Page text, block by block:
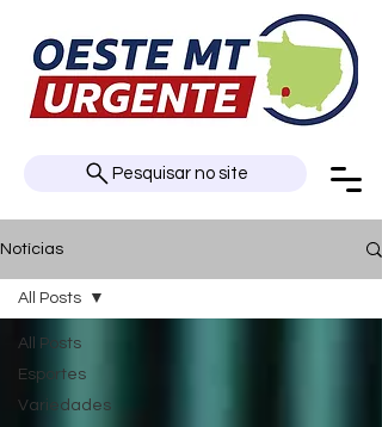
Pesquisar no site
Notícias
All Posts
Esportes
Variedades
All Posts